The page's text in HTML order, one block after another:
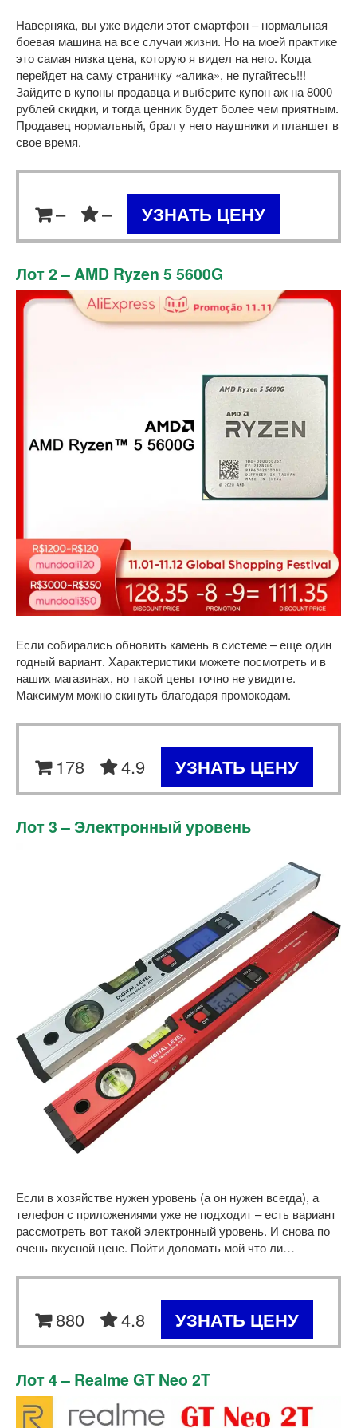
Наверняка, вы уже видели этот смартфон – нормальная
боевая машина на все случаи жизни. Но на моей практике
это самая низка цена, которую я видел на него. Когда
перейдет на саму страничку «алика», не пугайтесь!!!
Зайдите в купоны продавца и выберите купон аж на 8000
рублей скидки, и тогда ценник будет более чем приятным.
Продавец нормальный, брал у него наушники и планшет в
свое время.
– – УЗНАТЬ ЦЕНУ
Лот 2 – AMD Ryzen 5 5600G
Если собирались обновить камень в системе – еще один
годный вариант. Характеристики можете посмотреть и в
наших магазинах, но такой цены точно не увидите.
Максимум можно скинуть благодаря промокодам.
178 4.9 УЗНАТЬ ЦЕНУ
Лот 3 – Электронный уровень
Если в хозяйстве нужен уровень (а он нужен всегда), а
телефон с приложениями уже не подходит – есть вариант
рассмотреть вот такой электронный уровень. И снова по
очень вкусной цене. Пойти доломать мой что ли…
880 4.8 УЗНАТЬ ЦЕНУ
Лот 4 – Realme GT Neo 2T